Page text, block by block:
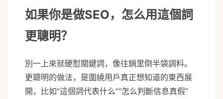
如果你是做SEO，怎么用這個詞
更聰明？
別一上來就硬懟關鍵詞，像往鍋里倒半袋調料。
更聰明的做法，是圍繞用戶真正想知道的東西展
開，比如“這個詞代表什么”“怎么判斷信息真假”